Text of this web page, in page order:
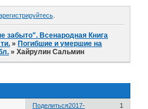
.
забыто". Всенародная Книга
» Погибшие и умершие на
»Хайрулин Сальмин
Поделиться 1
2017-